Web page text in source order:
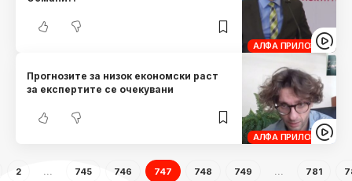
АЛФА ПРИЛОЗИ
АЛФА ПРИЛОЗИ
Прогнозите за низок економски раст
за експертите се очекувани
2 745 746 747 748 749 781